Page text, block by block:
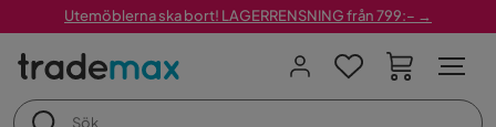
Utemöblerna ska bort! LAGERRENSNING från 799:– →